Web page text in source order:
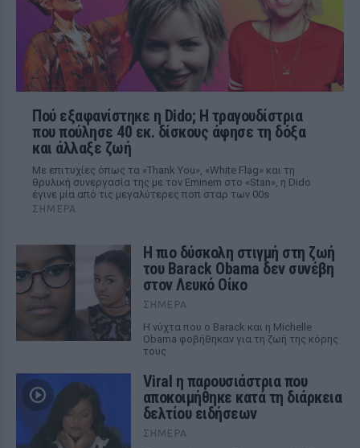
Πού εξαφανίστηκε η Dido; Η τραγουδίστρια
που πούλησε 40 εκ. δίσκους άφησε τη δόξα
και άλλαξε ζωή
Με επιτυχίες όπως τα «Thank You», «White Flag» και τη
θρυλική συνεργασία της με τον Eminem στο «Stan», η Dido
έγινε μία από τις μεγαλύτερες ποπ σταρ των 00s
ΣΉΜΕΡΑ
Η πιο δύσκολη στιγμή στη ζωή
του Barack Obama δεν συνέβη
στον Λευκό Οίκο
ΣΉΜΕΡΑ
Η νύχτα που ο Barack και η Michelle
Obama φοβήθηκαν για τη ζωή της κόρης
τους
Viral η παρουσιάστρια που
αποκοιμήθηκε κατά τη διάρκεια
δελτίου ειδήσεων
ΣΉΜΕΡΑ